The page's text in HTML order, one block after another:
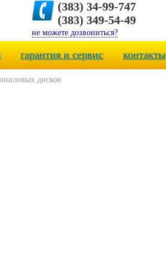
(383) 34-99-747
(383) 349-54-49
не можете дозвониться?
гарантия и сервис контакты
дисков